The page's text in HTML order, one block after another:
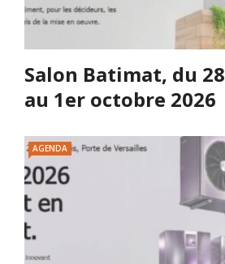
Salon Batimat, du
au 1er octobre 2026
AGENDA